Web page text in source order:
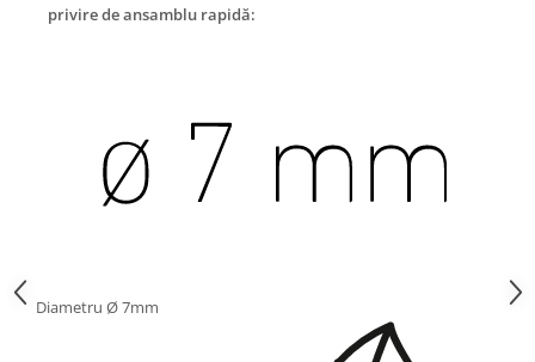
privire de ansamblu rapidă:
Diametru Ø 7mm